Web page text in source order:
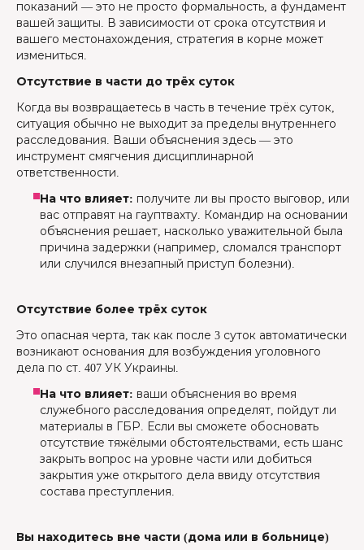
показаний — это не просто формальность, а фундамент
вашей защиты. В зависимости от срока отсутствия и
вашего местонахождения, стратегия в корне может
измениться.
Отсутствие в части до трёх суток
Когда вы возвращаетесь в часть в течение трёх суток,
ситуация обычно не выходит за пределы внутреннего
расследования. Ваши объяснения здесь — это
инструмент смягчения дисциплинарной
ответственности.
На что влияет: получите ли вы просто выговор, или
вас отправят на гауптвахту. Командир на основании
объяснения решает, насколько уважительной была
причина задержки (например, сломался транспорт
или случился внезапный приступ болезни).
Отсутствие более трёх суток
Это опасная черта, так как после 3 суток автоматически
возникают основания для возбуждения уголовного
дела по ст. 407 УК Украины.
На что влияет: ваши объяснения во время
служебного расследования определят, пойдут ли
материалы в ГБР. Если вы сможете обосновать
отсутствие тяжёлыми обстоятельствами, есть шанс
закрыть вопрос на уровне части или добиться
закрытия уже открытого дела ввиду отсутствия
состава преступления.
Вы находитесь вне части (дома или в больнице)